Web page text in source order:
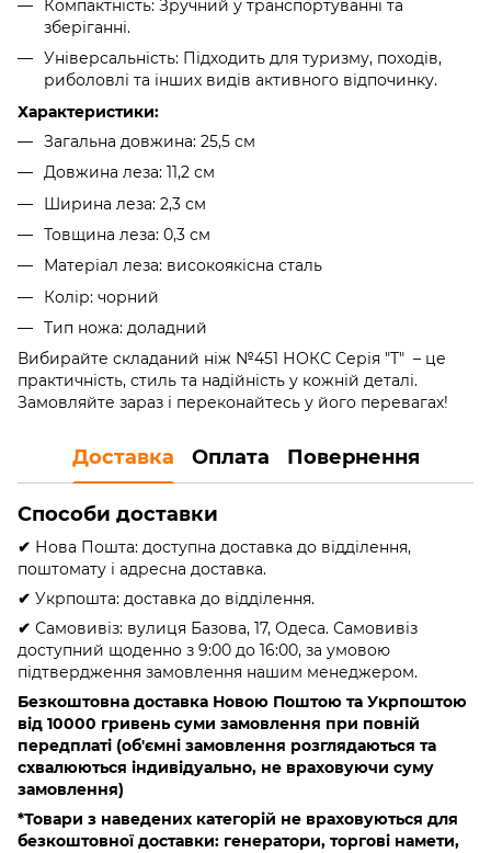
Компактність: Зручний у транспортуванні та
зберіганні.
Універсальність: Підходить для туризму, походів,
риболовлі та інших видів активного відпочинку.
Характеристики:
Загальна довжина: 25,5 см
Довжина леза: 11,2 см
Ширина леза: 2,3 см
Товщина леза: 0,3 см
Матеріал леза: високоякісна сталь
Колір: чорний
Тип ножа: доладний
Вибирайте складаний ніж №451 НОКС Серія "Т" – це
практичність, стиль та надійність у кожній деталі.
Замовляйте зараз і переконайтесь у його перевагах!
Доставка Оплата Повернення
Способи доставки
✔ Нова Пошта: доступна доставка до відділення,
поштомату і адресна доставка.
✔ Укрпошта: доставка до відділення.
✔ Самовивіз: вулиця Базова, 17, Одеса. Самовивіз
доступний щоденно з 9:00 до 16:00, за умовою
підтвердження замовлення нашим менеджером.
Безкоштовна доставка Новою Поштою та Укрпоштою
від 10000 гривень суми замовлення при повній
передплаті (об'ємні замовлення розглядаються та
схвалюються індивідуально, не враховуючи суму
замовлення)
*Товари з наведених категорій не враховуються для
безкоштовної доставки: генератори, торгові намети,